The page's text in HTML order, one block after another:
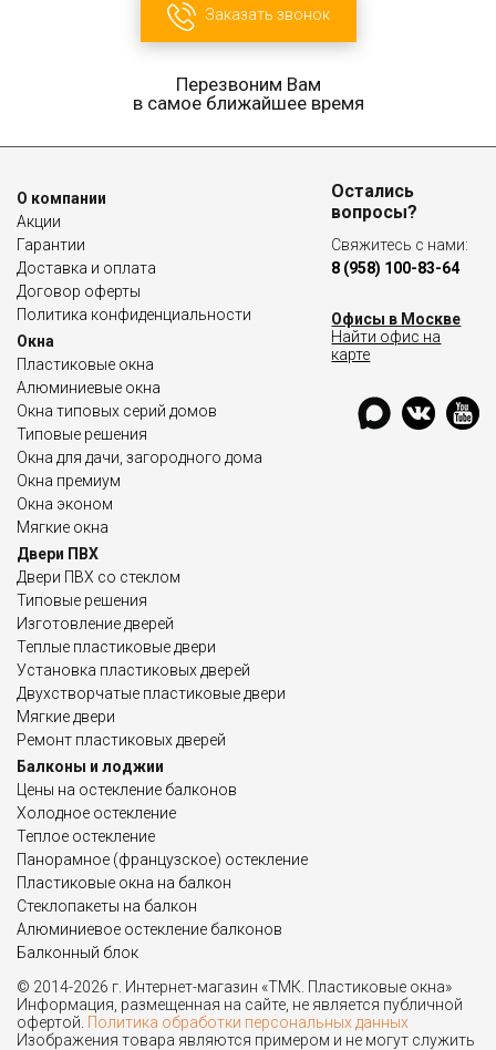
Заказать звонок
Перезвоним Вам
в самое ближайшее время
О компании
Акции
Гарантии
Доставка и оплата
Договор оферты
Политика конфиденциальности
Окна
Пластиковые окна
Алюминиевые окна
Окна типовых серий домов
Типовые решения
Окна для дачи, загородного дома
Окна премиум
Окна эконом
Мягкие окна
Двери ПВХ
Двери ПВХ со стеклом
Типовые решения
Изготовление дверей
Теплые пластиковые двери
Установка пластиковых дверей
Двухстворчатые пластиковые двери
Мягкие двери
Ремонт пластиковых дверей
Балконы и лоджии
Цены на остекление балконов
Холодное остекление
Теплое остекление
Панорамное (французское) остекление
Пластиковые окна на балкон
Стеклопакеты на балкон
Алюминиевое остекление балконов
Балконный блок
Остались
вопросы?
Свяжитесь с нами:
8 (958) 100-83-64
Офисы в Москве
Найти офис на
карте
© 2014-2026 г. Интернет-магазин «ТМК. Пластиковые окна»
Информация, размещенная на сайте, не является публичной
офертой. Политика обработки персональных данных
Изображения товара являются примером и не могут служить